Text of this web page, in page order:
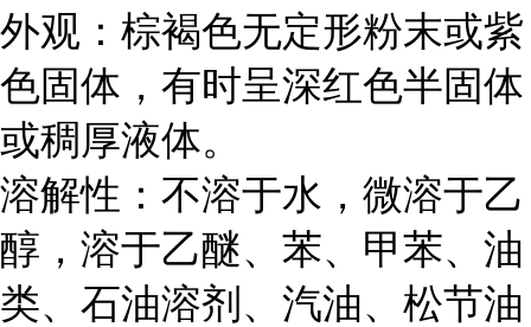
外观：棕褐色无定形粉末或紫
色固体，有时呈深红色半固体
或稠厚液体。
溶解性：不溶于水，微溶于乙
醇，溶于乙醚、苯、甲苯、油
类、石油溶剂、汽油、松节油